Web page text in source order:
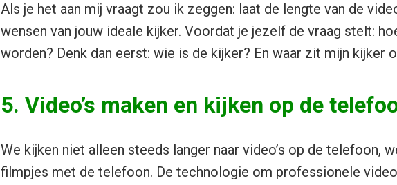
Als je het aan mij vraagt zou ik zeggen: laat de lengte van de
wensen van jouw ideale kijker. Voordat je jezelf de vraag stelt:
worden? Denk dan eerst: wie is de kijker? En waar zit mijn kijker
5. Video’s maken en kijken op de
We kijken niet alleen steeds langer naar video’s op de telefoon,
filmpjes met de telefoon. De technologie om professionele